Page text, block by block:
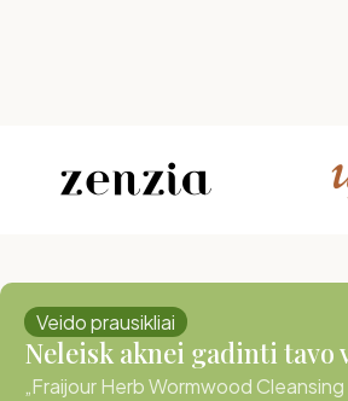
Veido prausikliai
Neleisk aknei gadinti tavo
„Fraijour Herb Wormwood Cleansing